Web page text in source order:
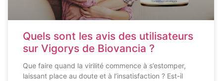
Quels sont les avis des utilisateurs
sur Vigorys de Biovancia ?
Que faire quand la virilité commence à s’estomper,
laissant place au doute et à l’insatisfaction ? Est-il